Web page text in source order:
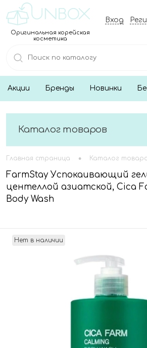
Оригинальная корейская
косметика
Вход
Акции Бренды Новинки
Каталог товаров
Главная страница • Каталог
FarmStay Успокаивающий
центеллой азиатской, Cica
Body Wash
Нет в наличии